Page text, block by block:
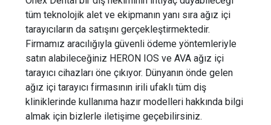
tüm teknolojik alet ve ekipmanın yanı sıra ağız içi
tarayıcıların da satışını gerçekleştirmektedir.
Firmamız aracılığıyla güvenli ödeme yöntemleriyle
satın alabileceğiniz HERON IOS ve AVA ağız içi
tarayıcı cihazları öne çıkıyor. Dünyanın önde gelen
ağız içi tarayıcı firmasının irili ufaklı tüm diş
kliniklerinde kullanıma hazır modelleri hakkında bilgi
almak için bizlerle iletişime geçebilirsiniz.